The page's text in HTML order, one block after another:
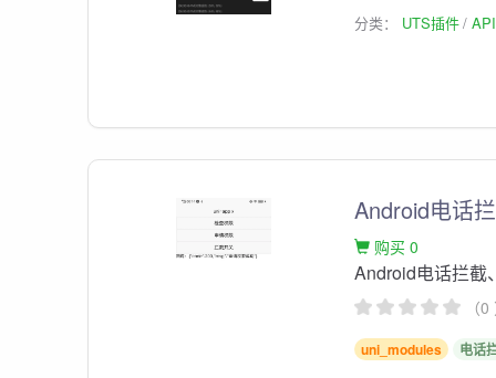
分类： UTS插件
Android电话
购买 0
Android电话拦截
（
uni_modules 电话